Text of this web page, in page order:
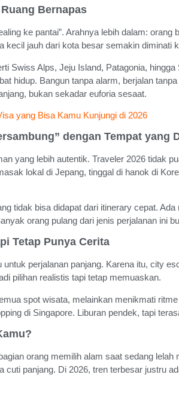
Bernapas
ke pantai”. Arahnya lebih dalam:
kecil jauh dari kota besar semakin
Swiss Alps, Jeju Island, Patagonia,
hidup. Bangun tanpa alarm, berjalan
bukan sekadar euforia sesaat.
yang Bisa Kamu Kunjungi di 2026
dengan Tempat yang
yang lebih autentik. Traveler 2026 tidak
lokal di Jepang, tinggal di hanok di
tidak bisa didapat dari itinerary cepat.
orang pulang dari jenis perjalanan ini
Tetap Punya Cerita
perjalanan panjang. Karena itu, city
pilihan realistis tapi tetap memuaskan.
spot wisata, melainkan menikmati
di Singapore. Liburan pendek, tapi
orang memilih alam saat sedang
panjang. Di 2026, tren terbesar justru